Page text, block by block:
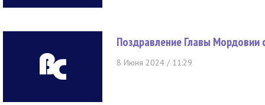
Поздравление Главы Мордовии
8 Июня 2024 / 11:29